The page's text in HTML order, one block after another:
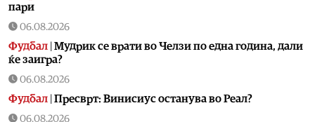
пари
06.08.2026
Фудбал Мудрик се врати во Челзи по една година, дали
ќе заигра?
06.08.2026
Фудбал Пресврт: Винисиус останува во Реал?
06.08.2026